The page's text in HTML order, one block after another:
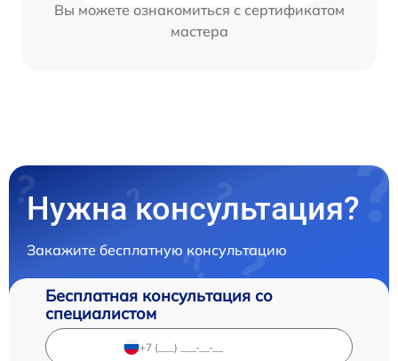
Вы можете ознакомиться с сертификатом
мастера
Нужна консультация?
Закажите бесплатную консультацию
Бесплатная консультация со
специалистом